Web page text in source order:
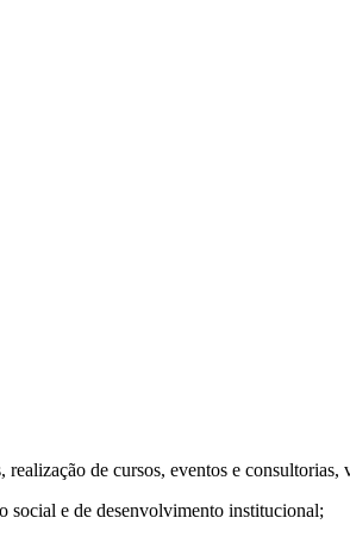
de cursos, eventos e consultorias,
social e de desenvolvimento institucional;